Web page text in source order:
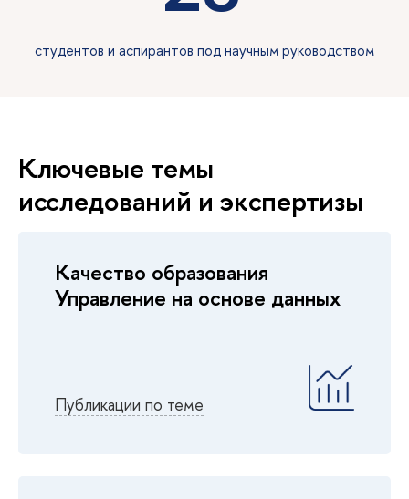
студентов и аспирантов под научным руководством
Ключевые темы
исследований и экспертизы
Качество образования
Управление на основе данных
Публикации по теме